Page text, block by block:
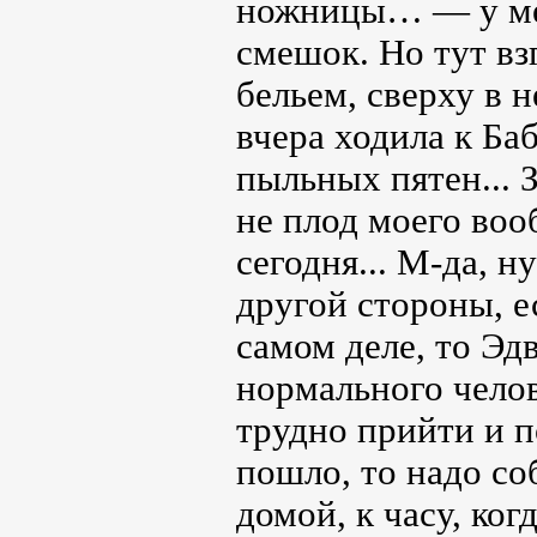
ножницы… — у
смешок. Но тут
бельем, сверху в
вчера ходила к
пыльных пятен...
не плод моего
сегодня... М-да,
другой стороны,
самом деле, то
нормального
трудно прийти и
пошло, то надо
домой, к часу,